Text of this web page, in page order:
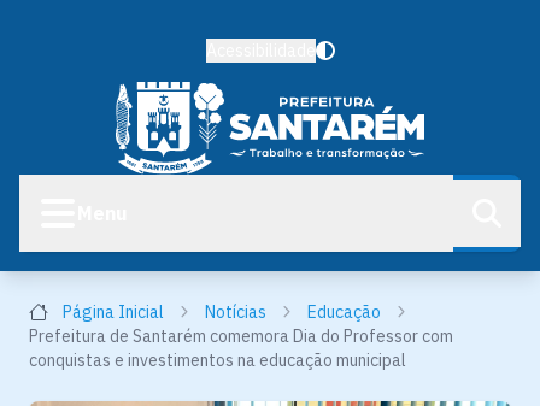
Página Inicial Notícias
Educação
Prefeitura de Santarém comemora Dia do Professor com
conquistas e investimentos na educação municipal